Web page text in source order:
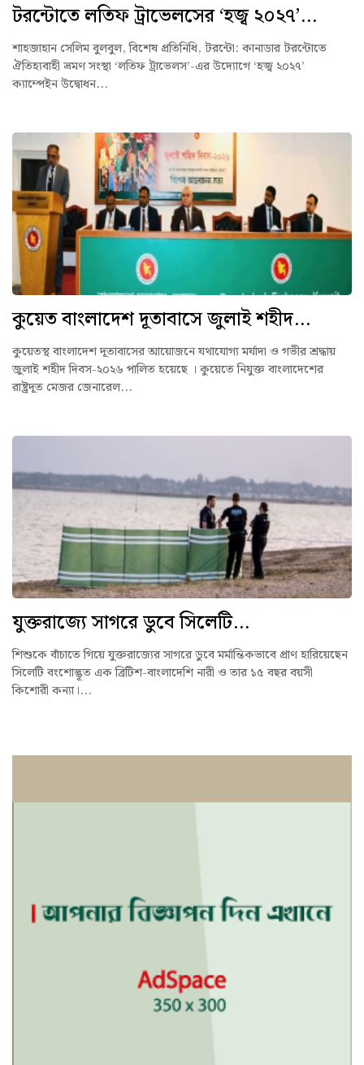
টরন্টোতে লতিফ ট্রাভেলসের ‘হজ্ব ২০২৭’...
শাহজাহান সেলিম বুলবুল, বিশেষ প্রতিনিধি, টরন্টো: কানাডার টরন্টোতে
ঐতিহ্যবাহী ভ্রমণ সংস্থা ‘লতিফ ট্রাভেলস’-এর উদ্যোগে ‘হজ্ব ২০২৭’
ক্যাম্পেইন উদ্বোধন...
কুয়েত বাংলাদেশ দূতাবাসে জুলাই শহীদ...
কুয়েতস্থ বাংলাদেশ দূতাবাসের আয়োজনে যথাযোগ্য মর্যাদা ও গভীর শ্রদ্ধায়
জুলাই শহীদ দিবস-২০২৬ পালিত হয়েছে । কুয়েতে নিযুক্ত বাংলাদেশের
রাষ্ট্রদূত মেজর জেনারেল...
যুক্তরাজ্যে সাগরে ডুবে সিলেটি...
শিশুকে বাঁচাতে গিয়ে যুক্তরাজ্যের সাগরে ডুবে মর্মান্তিকভাবে প্রাণ হারিয়েছেন
সিলেটি বংশোদ্ভূত এক ব্রিটিশ-বাংলাদেশি নারী ও তার ১৫ বছর বয়সী
কিশোরী কন্যা।...